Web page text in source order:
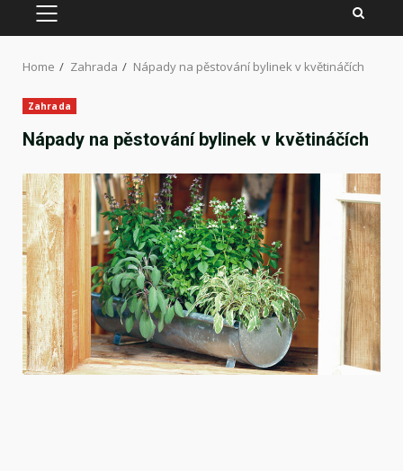
PRIMARY
Home Zahrada Nápady na pěstování bylinek v květináčích
Zahrada
Nápady na pěstování bylinek v květináčích